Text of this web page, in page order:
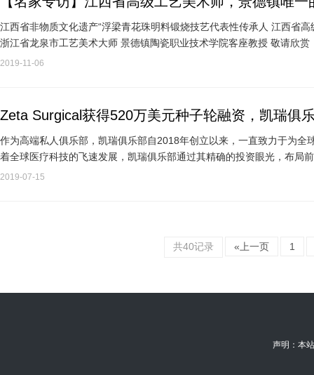
子”杨勇
江西省非物质文化遗产“浮梁青花珠明料锻烧技艺代表性传承人 江西省
浙江省龙泉市工艺美术大师 景德镇陶瓷职业技术学院客座教授 敬请欣
技艺…
2019-11-06
Zeta Surgical获得520万美元种子轮融资，凯瑞俱
作为高端私人俱乐部，凯瑞俱乐部自2018年创立以来，一直致力于为
着全球医疗科技的飞速发展，凯瑞俱乐部通过其精确的投资眼光，布局
美元，当前回报率：…
2019-07-15
共40记录 «上一页 1
声明：本